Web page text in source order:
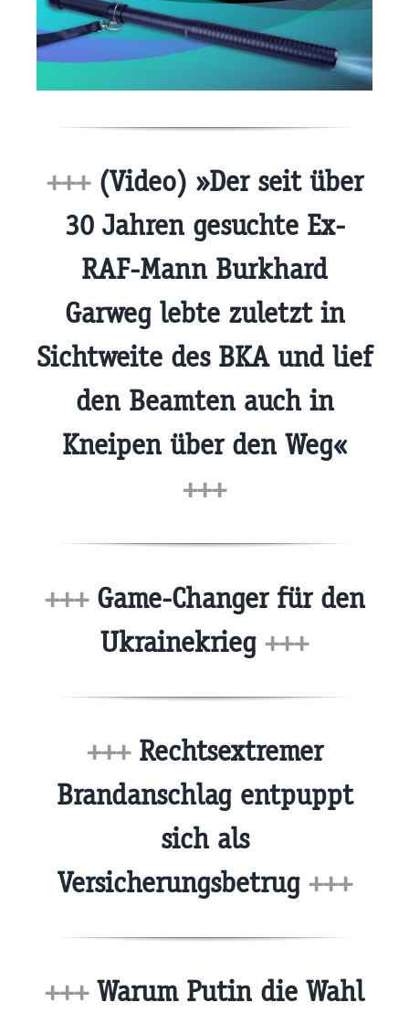
+++(Video) »Der seit über
30 Jahren gesuchte Ex-
RAF-Mann Burkhard
Garweg lebte zuletzt in
Sichtweite des BKA und lief
den Beamten auch in
Kneipen über den Weg«
+++
+++Game-Changer für den
Ukrainekrieg +++
+++Rechtsextremer
Brandanschlag entpuppt
sich als
Versicherungsbetrug +++
+++Warum Putin die Wahl